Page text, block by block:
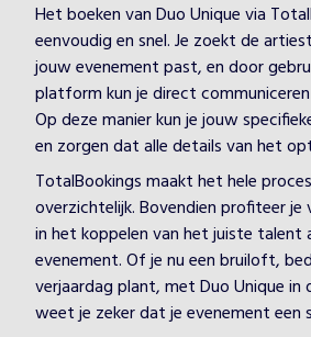
Het boeken van Duo Unique via
eenvoudig en snel. Je zoekt de
jouw evenement past, en door
platform kun je direct
Op deze manier kun je jouw
en zorgen dat alle details van het
TotalBookings maakt het hele
overzichtelijk. Bovendien profiteer je
in het koppelen van het juiste talent
evenement. Of je nu een bruiloft,
verjaardag plant, met Duo Unique in
weet je zeker dat je evenement een